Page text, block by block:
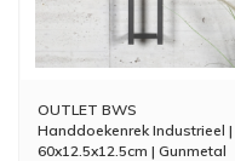
OUTLET BWS
Handdoekenrek Industrieel |
60x12.5x12.5cm | Gunmetal